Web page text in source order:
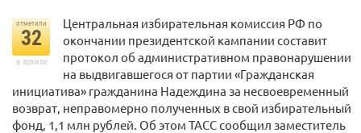
отметили
32
в архиве
Центральная избирательная комиссия РФ по
окончании президентской кампании составит
протокол об административном правонарушении
на выдвигавшегося от партии «Гражданская
инициатива» гражданина Надеждина за несвоевременный
возврат, неправомерно полученных в свой избирательный
фонд, 1,1 млн рублей. Об этом ТАСС сообщил заместитель